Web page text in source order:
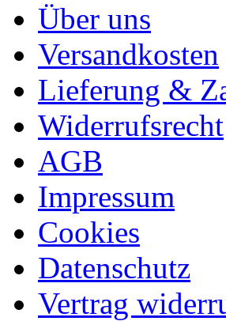
Über uns
Versandkosten
Lieferung &
Widerrufsrecht
AGB
Impressum
Cookies
Datenschutz
Vertrag